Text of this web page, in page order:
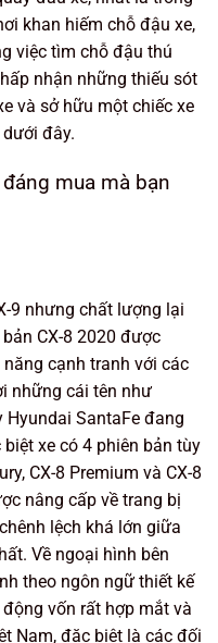
khan hiếm chỗ đậu xe,
việc tìm chỗ đậu thú
nhận những thiếu sót
và sở hữu một chiếc xe
đây.
mua mà bạn
9 nhưng chất lượng lại
CX-8 2020 được
cạnh tranh với các
những cái tên như
Hyundai SantaFe đang
xe có 4 phiên bản tùy
CX-8 Premium và CX-8
nâng cấp về trang bị
lệch khá lớn giữa
Về ngoại hình bên
theo ngôn ngữ thiết kế
vốn rất hợp mắt và
Nam, đặc biệt là các đối